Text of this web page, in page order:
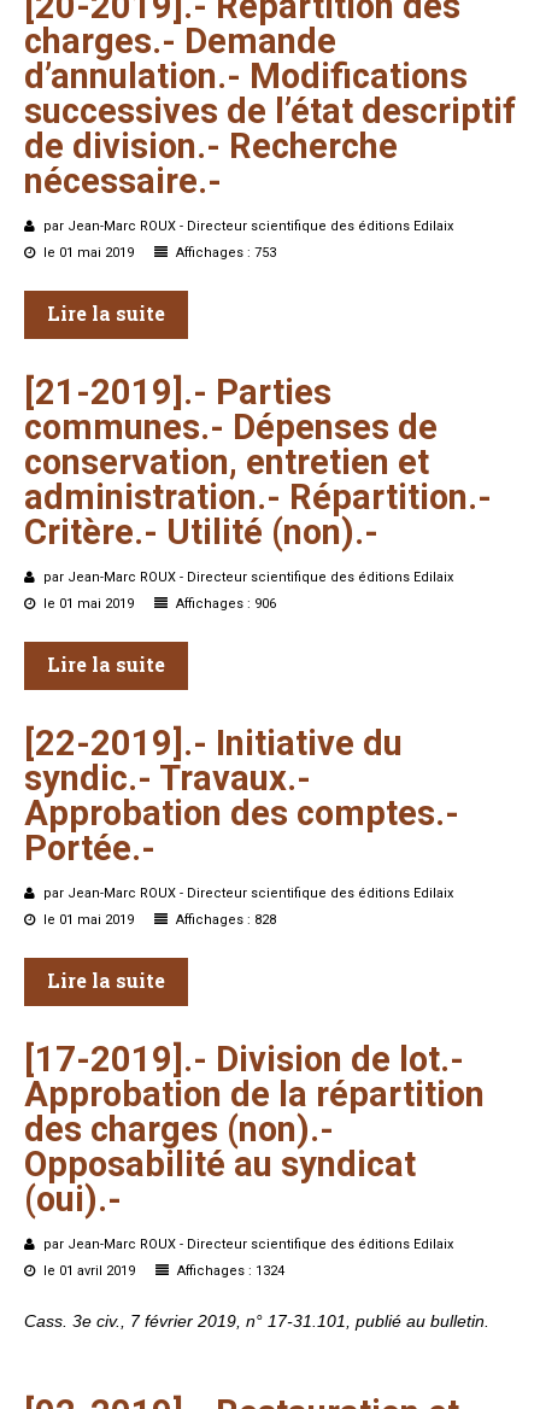
charges.- Demande
d’annulation.- Modifications
successives de l’état descriptif
de division.- Recherche
nécessaire.-
par Jean-Marc ROUX - Directeur scientifique des éditions Edilaix
le 01 mai 2019
Affichages : 753
Lire la suite
[21-2019].- Parties
communes.- Dépenses de
conservation, entretien et
administration.- Répartition.-
Critère.- Utilité (non).-
par Jean-Marc ROUX - Directeur scientifique des éditions Edilaix
le 01 mai 2019
Affichages : 906
Lire la suite
[22-2019].- Initiative du
syndic.- Travaux.-
Approbation des comptes.-
Portée.-
par Jean-Marc ROUX - Directeur scientifique des éditions Edilaix
le 01 mai 2019
Affichages : 828
Lire la suite
[17-2019].- Division de lot.-
Approbation de la répartition
des charges (non).-
Opposabilité au syndicat
(oui).-
par Jean-Marc ROUX - Directeur scientifique des éditions Edilaix
le 01 avril 2019
Affichages : 1324
Cass. 3e civ., 7 février 2019, n° 17-31.101, publié au bulletin.